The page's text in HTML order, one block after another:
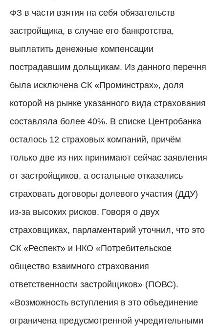
ФЗ в части взятия на себя обязательств
застройщика, в случае его банкротства,
выплатить денежные компенсации
пострадавшим дольщикам. Из данного перечня
была исключена СК «Проминстрах», доля
которой на рынке указанного вида страхования
составляла более 40%. В списке Центробанка
осталось 12 страховых компаний, причём
только две из них принимают сейчас заявления
от застройщиков, а остальные отказались
страховать договоры долевого участия (ДДУ)
из-за высоких рисков. Говоря о двух
страховщиках, парламентарий уточнил, что это
СК «Респект» и НКО «Потребительское
общество взаимного страхования
ответственности застройщиков» (ПОВС).
«Возможность вступления в это объединение
ограничена предусмотренной учредительными